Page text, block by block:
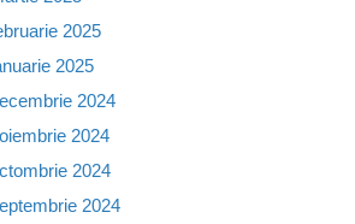
2025
2025
2024
2024
2024
2024